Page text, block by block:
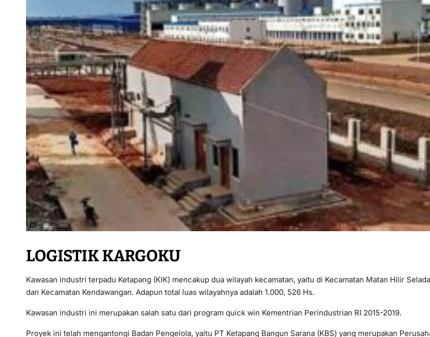
LOGISTIK KARGOKU
Kawasan industri terpadu Ketapang (KIK) mencakup dua wilayah kecamatan, yaitu di Kecamatan Matan Hilir
dan Kecamatan Kendawangan. Adapun total luas wilayahnya adalah 1.000, 526 Hs.
Kawasan industri ini merupakan salah satu dari program quick win Kementrian Perindustrian RI 2015-2019.
Proyek ini telah mengantongi Badan Pengelola, yaitu PT Ketapang Bangun Sarana (KBS) yang merupakan